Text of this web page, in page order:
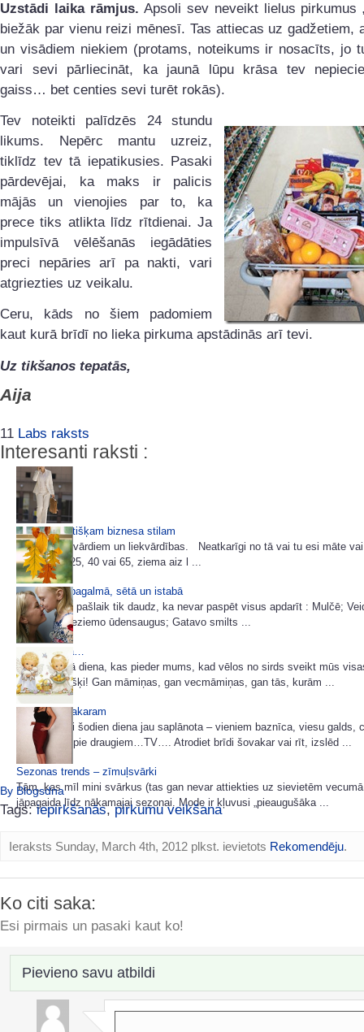
Uzstādi laika rāmjus.Apsoli sev neveikt lielus pirkumus
biežāk par vienu reizi mēnesī. Tas attiecas uz gadžetiem,
un visādiem niekiem (protams, noteikums ir nosacīts, jo
vari sevi pārliecināt, ka jaunā lūpu krāsa tev
gaiss… bet centies sevi turēt rokās).
Tev noteikti palīdzēs 24 stundu
likums. Nepērc mantu uzreiz,
tiklīdz tev tā iepatikusies. Pasaki
pārdevējai, ka maks ir palicis
mājās un vienojies par to, ka
prece tiks atlikta līdz rītdienai. Ja
impulsīvā vēlēšanās iegādāties
preci nepāries arī pa nakti, vari
atgriezties uz veikalu.
Ceru, kāds no šiem padomiem
kaut kurā brīdī no lieka pirkuma apstādinās arī tevi.
Uz tikšanos tepatās,
Aija
11 Labs raksts
Interesanti raksti :
85 idejas lietišķam biznesa stilam
Šoreiz bez vārdiem un liekvārdības. Neatkarīgi no tā vai tu esi māte
tev šobrīd 25, 40 vai 65, ziema aiz l ...
Miķeļdiena pagalmā, sētā un istabā
Dārzā darbu pašlaik tik daudz, ka nevar paspēt visus apdarīt : Mulčē;
viršu dobi; Ieziemo ūdensaugus; Gatavo smilts ...
Mātes dienā…
Šodiena ir tā diena, kas pieder mums, kad vēlos no sirds sveikt mūs
katru atsevišķi! Gan māmiņas, gan vecmāmiņas, gan tās, kurām ...
Filma šim vakaram
Mums katrai šodien diena jau saplānota – vieniem baznīca, viesu galds,
viesošanās pie draugiem…TV…. Atrodiet brīdi šovakar vai rīt, izslēd ...
Sezonas trends – zīmuļsvārki
Tām, kas mīl mini svārkus (tas gan nevar attiekties uz sievietēm
jāpagaida līdz nākamajai sezonai. Mode ir kļuvusi „pieaugušāka ...
By Blogsdna
Tags:iepirkšanās,pirkumu veikšana
Ieraksts Sunday, March 4th, 2012 plkst. ievietots Rekomendēju.
Ko citi saka:
Esi pirmais un pasaki kaut ko!
Pievieno savu atbildi